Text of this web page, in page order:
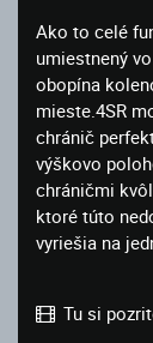
Ako to celé
umiestnený
obopína
mieste.4SR
chránič
výškovo
chráničmi
ktoré túto
vyriešia na
Tu si